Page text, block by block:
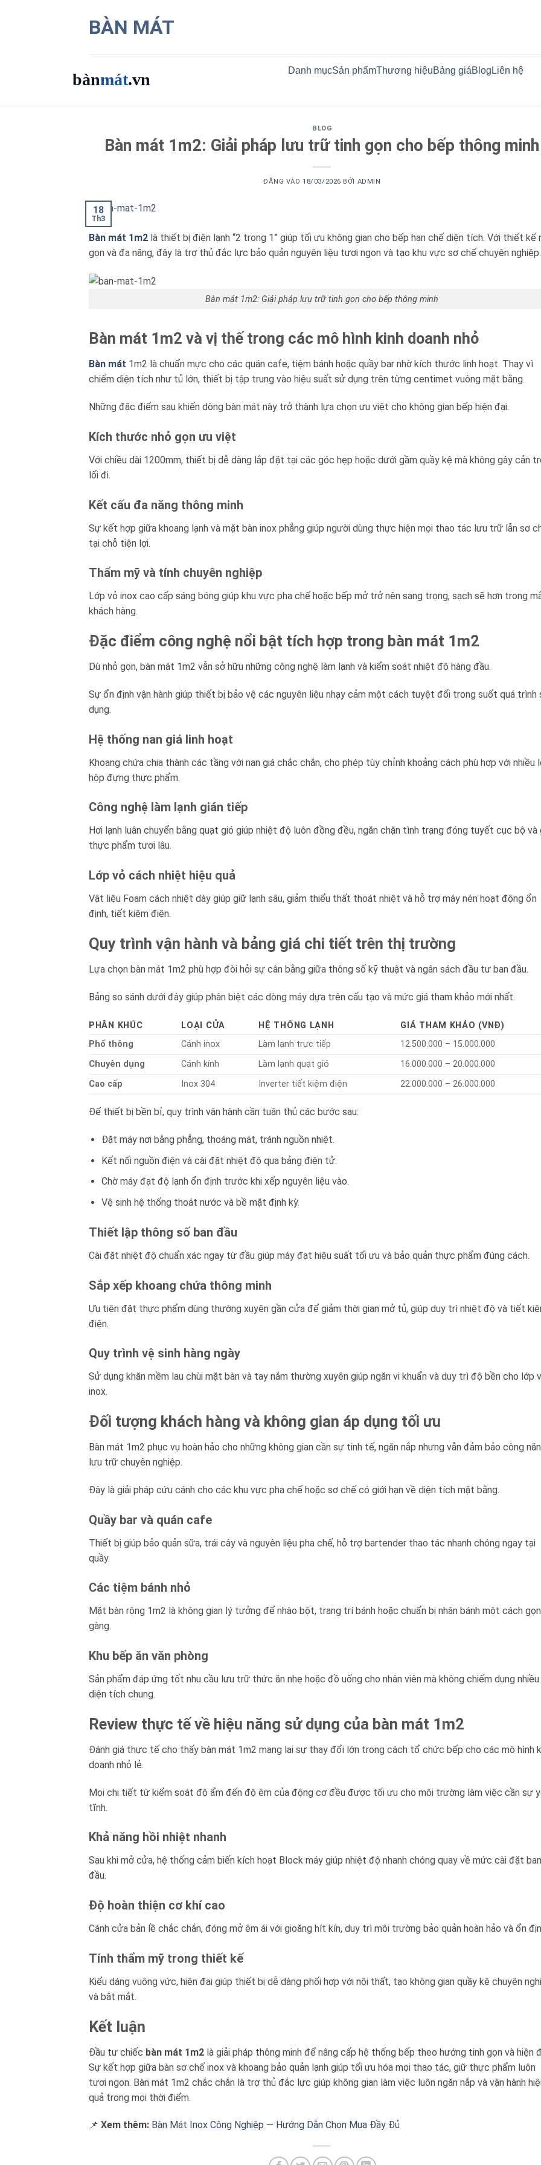
BÀN MÁT
bànmát.vn Danh mụcSản phẩmThương hiệuBảng giáBlog Liên hệ
Báo giá miễn phí →
BLOG
Bàn mát 1m2: Giải pháp lưu trữ tinh gọn cho bếp thông minh
ĐĂNG VÀO18/03/2026 BỞI ADMIN
18
Th3
Bàn mát 1m2 là thiết bị điện lạnh “2 trong 1” giúp tối ưu không gian cho bếp hạn chế diện tích. Với thiết kế
gọn và đa năng, đây là trợ thủ đắc lực bảo quản nguyên liệu tươi ngon và tạo khu vực sơ chế chuyên nghiệp.
Bàn mát 1m2: Giải pháp lưu trữ tinh gọn cho bếp thông minh
Bàn mát 1m2 và vị thế trong các mô hình kinh doanh nhỏ
Bàn mát 1m2 là chuẩn mực cho các quán cafe, tiệm bánh hoặc quầy bar nhờ kích thước linh hoạt. Thay vì
chiếm diện tích như tủ lớn, thiết bị tập trung vào hiệu suất sử dụng trên từng centimet vuông mặt bằng.
Những đặc điểm sau khiến dòng bàn mát này trở thành lựa chọn ưu việt cho không gian bếp hiện đại.
Kích thước nhỏ gọn ưu việt
Với chiều dài 1200mm, thiết bị dễ dàng lắp đặt tại các góc hẹp hoặc dưới gầm quầy kệ mà không gây cản
lối đi.
Kết cấu đa năng thông minh
Sự kết hợp giữa khoang lạnh và mặt bàn inox phẳng giúp người dùng thực hiện mọi thao tác lưu trữ lẫn sơ
tại chỗ tiện lợi.
Thẩm mỹ và tính chuyên nghiệp
Lớp vỏ inox cao cấp sáng bóng giúp khu vực pha chế hoặc bếp mở trở nên sang trọng, sạch sẽ hơn trong
khách hàng.
Đặc điểm công nghệ nổi bật tích hợp trong bàn mát 1m2
Dù nhỏ gọn, bàn mát 1m2 vẫn sở hữu những công nghệ làm lạnh và kiểm soát nhiệt độ hàng đầu.
Sự ổn định vận hành giúp thiết bị bảo vệ các nguyên liệu nhạy cảm một cách tuyệt đối trong suốt quá trình
dụng.
Hệ thống nan giá linh hoạt
Khoang chứa chia thành các tầng với nan giá chắc chắn, cho phép tùy chỉnh khoảng cách phù hợp với nhiều
hộp đựng thực phẩm.
Công nghệ làm lạnh gián tiếp
Hơi lạnh luân chuyển bằng quạt gió giúp nhiệt độ luôn đồng đều, ngăn chặn tình trạng đóng tuyết cục bộ và
thực phẩm tươi lâu.
Lớp vỏ cách nhiệt hiệu quả
Vật liệu Foam cách nhiệt dày giúp giữ lạnh sâu, giảm thiểu thất thoát nhiệt và hỗ trợ máy nén hoạt động ổn
định, tiết kiệm điện.
Quy trình vận hành và bảng giá chi tiết trên thị trường
Lựa chọn bàn mát 1m2 phù hợp đòi hỏi sự cân bằng giữa thông số kỹ thuật và ngân sách đầu tư ban đầu.
Bảng so sánh dưới đây giúp phân biệt các dòng máy dựa trên cấu tạo và mức giá tham khảo mới nhất.
PHÂN KHÚC LOẠI CỬA HỆ THỐNG LẠNH
GIÁ THAM KHẢO (VNĐ)
Phổ thông
Cánh inox Làm lạnh trực tiếp
12.500.000 – 15.000.000
Chuyên dụng
Cánh kính Làm lạnh quạt gió
16.000.000 – 20.000.000
Cao cấp
Inox 304 Inverter tiết kiệm điện 22.000.000 – 26.000.000
Để thiết bị bền bỉ, quy trình vận hành cần tuân thủ các bước sau:
Đặt máy nơi bằng phẳng, thoáng mát, tránh nguồn nhiệt.
Kết nối nguồn điện và cài đặt nhiệt độ qua bảng điện tử.
Chờ máy đạt độ lạnh ổn định trước khi xếp nguyên liệu vào.
Vệ sinh hệ thống thoát nước và bề mặt định kỳ.
Thiết lập thông số ban đầu
Cài đặt nhiệt độ chuẩn xác ngay từ đầu giúp máy đạt hiệu suất tối ưu và bảo quản thực phẩm đúng cách.
Sắp xếp khoang chứa thông minh
Ưu tiên đặt thực phẩm dùng thường xuyên gần cửa để giảm thời gian mở tủ, giúp duy trì nhiệt độ và tiết
điện.
Quy trình vệ sinh hàng ngày
Sử dụng khăn mềm lau chùi mặt bàn và tay nắm thường xuyên giúp ngăn vi khuẩn và duy trì độ bền cho lớp
inox.
Đối tượng khách hàng và không gian áp dụng tối ưu
Bàn mát 1m2 phục vụ hoàn hảo cho những không gian cần sự tinh tế, ngăn nắp nhưng vẫn đảm bảo công
lưu trữ chuyên nghiệp.
Đây là giải pháp cứu cánh cho các khu vực pha chế hoặc sơ chế có giới hạn về diện tích mặt bằng.
Quầy bar và quán cafe
Thiết bị giúp bảo quản sữa, trái cây và nguyên liệu pha chế, hỗ trợ bartender thao tác nhanh chóng ngay tại
quầy.
Các tiệm bánh nhỏ
Mặt bàn rộng 1m2 là không gian lý tưởng để nhào bột, trang trí bánh hoặc chuẩn bị nhân bánh một cách gọn
gàng.
Khu bếp ăn văn phòng
Sản phẩm đáp ứng tốt nhu cầu lưu trữ thức ăn nhẹ hoặc đồ uống cho nhân viên mà không chiếm dụng nhiều
diện tích chung.
Review thực tế về hiệu năng sử dụng của bàn mát 1m2
Đánh giá thực tế cho thấy bàn mát 1m2 mang lại sự thay đổi lớn trong cách tổ chức bếp cho các mô hình
doanh nhỏ lẻ.
Mọi chi tiết từ kiểm soát độ ẩm đến độ êm của động cơ đều được tối ưu cho môi trường làm việc cần sự
tĩnh.
Khả năng hồi nhiệt nhanh
Sau khi mở cửa, hệ thống cảm biến kích hoạt Block máy giúp nhiệt độ nhanh chóng quay về mức cài đặt ban
đầu.
Độ hoàn thiện cơ khí cao
Cánh cửa bản lề chắc chắn, đóng mở êm ái với gioăng hít kín, duy trì môi trường bảo quản hoàn hảo và ổn
Tính thẩm mỹ trong thiết kế
Kiểu dáng vuông vức, hiện đại giúp thiết bị dễ dàng phối hợp với nội thất, tạo không gian quầy kệ chuyên
và bắt mắt.
Kết luận
Đầu tư chiếc bàn mát 1m2 là giải pháp thông minh để nâng cấp hệ thống bếp theo hướng tinh gọn và hiện
Sự kết hợp giữa bàn sơ chế inox và khoang bảo quản lạnh giúp tối ưu hóa mọi thao tác, giữ thực phẩm luôn
tươi ngon. Bàn mát 1m2 chắc chắn là trợ thủ đắc lực giúp không gian làm việc luôn ngăn nắp và vận hành
quả trong mọi thời điểm.
📌 Xem thêm: Bàn Mát Inox Công Nghiệp — Hướng Dẫn Chọn Mua Đầy Đủ